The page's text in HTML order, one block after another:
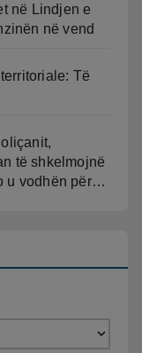
në Lindjen e
në vend
Të
të shkelmojnë
u vodhën për…